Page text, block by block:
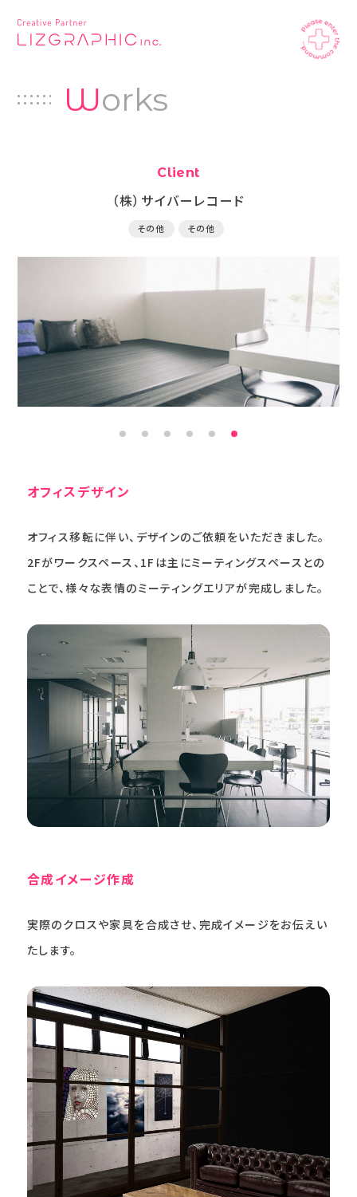
Works
Client
（株）サイバーレコード
その他 その他
オフィスデザイン
オフィス移転に伴い、デザインのご依頼をいただきました。
2Fがワークスペース、1Fは主にミーティングスペースとの
ことで、様々な表情のミーティングエリアが完成しました。
合成イメージ作成
実際のクロスや家具を合成させ、完成イメージをお伝えい
たします。